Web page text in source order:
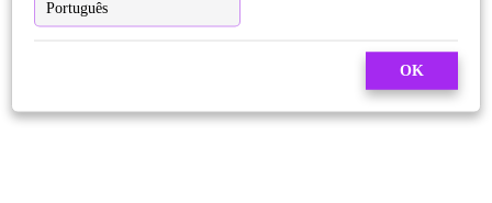
Português
OK